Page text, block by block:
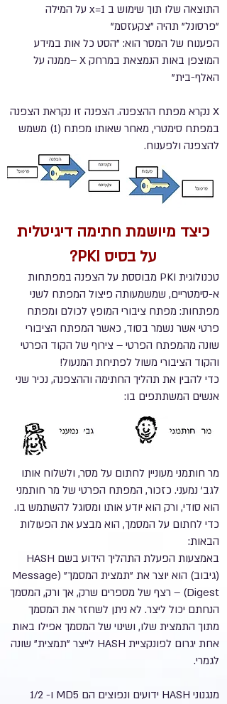
התוצאה שלו תוך שימוש ב x=1 על המילה
"פרסונל" תהיה "צקעזסמ"
הפענוח של המסר הוא: "הסט כל אות במידע
המוצפן באות הנמצאת במרחק X –ממנה על
האלף-בית"
X נקרא מפתח ההצפנה. הצפנה זו נקראת הצפנה
במפתח סימטרי, מאחר שאותו מפתח (1) משמש
להצפנה ולפענוח.
כיצד מיושמת חתימה דיגיטלית
על בסיס PKI?
טכנולוגית PKI מבוססת על הצפנה במפתחות
א-סימטריים, שמשמעותה פיצול המפתח לשני
מפתחות: מפתח ציבורי המופץ לכולם ומפתח
פרטי אשר נשמר בסוד, כאשר המפתח הציבורי
שונה מהמפתח הפרטי – צירוף של הקוד הפרטי
והקוד הציבורי משול לפתיחת המנעול!
כדי להבין את תהליך החתימה וההצפנה, נכיר שני
אנשים המשתתפים בו:
מר חותמני מעוניין לחתום על מסר, ולשלוח אותו
לגב' נמעני. כזכור, המפתח הפרטי של מר חותמני
הוא סודי, ורק הוא יודע אותו ומסוגל להשתמש בו.
כדי לחתום על המסמך, הוא מבצע את הפעולות
הבאות:
באמצעות הפעלת התהליך הידוע בשם HASH
(גיבוב) הוא יוצר את "תמצית המסמך" (Message
Digest) – רצף של מספרים שרק, אך ורק, המסמך
הנחתם יכול ליצר. לא ניתן לשחזר את המסמך
מתוך התמצית שלו, ושינוי של המסמך אפילו באות
אחת יגרום לפונקציית HASH לייצר "תמצית" שונה
לגמרי.
מנגנוני HASH ידועים ונפוצים הם MD5 ו- 1/2